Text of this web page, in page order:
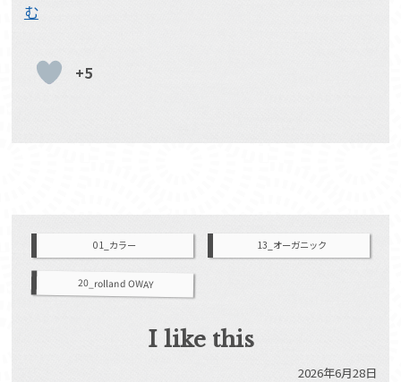
む
+5
01_カラー 13_オーガニック
20_rolland OWAY
I like this
2026年6月28日